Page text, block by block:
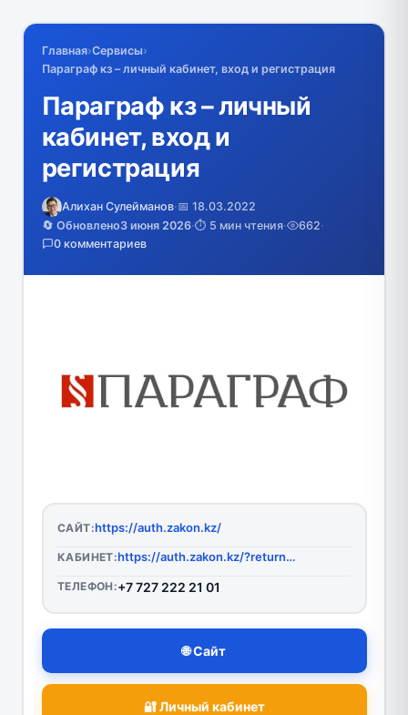
Главная›Сервисы›
Параграф кз – личный кабинет, вход и регистрация
Параграф кз – личный
кабинет, вход и
регистрация
Алихан Сулейманов·📅 18.03.2022
🔄 Обновлено3 июня 2026·⏱️ 5 мин чтения· 662·
0 комментариев
САЙТ:https://auth.zakon.kz/
КАБИНЕТ: https://auth.zakon.kz/?returnApp=//online.zakon.kz/
ТЕЛЕФОН:+7 727 222 21 01
🌐 Сайт
🔐 Личный кабинет